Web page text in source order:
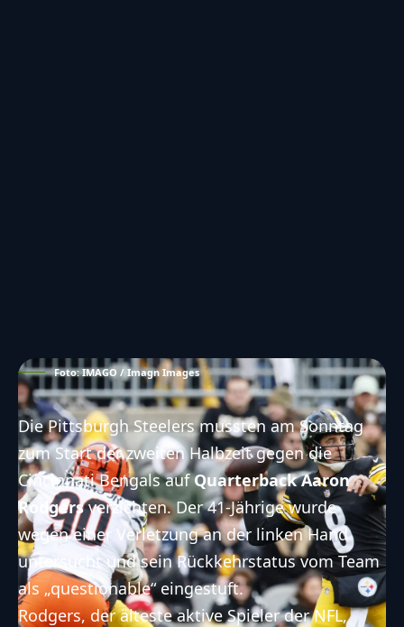
Foto: IMAGO / Imagn Images
Die Pittsburgh Steelers mussten am Sonntag
zum Start der zweiten Halbzeit gegen die
Cincinnati Bengals aufQuarterback Aaron
Rodgersverzichten. Der 41-Jährige wurde
wegen einer Verletzung an der linken Hand
untersucht und sein Rückkehrstatus vom Team
als „questionable“ eingestuft.
Rodgers, der älteste aktive Spieler der NFL,